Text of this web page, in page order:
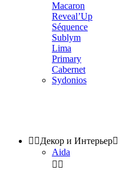
Macaron
Reveal’Up
Séquence
Sublym
Lima
Primary
Cabernet
Sydonios
 Декор и Интерьер
Aida
 